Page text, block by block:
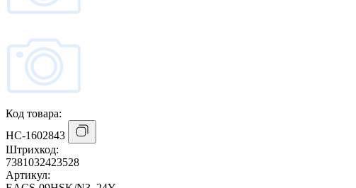
Код товара:
НС-1602843
Штрихкод:
7381032423528
Артикул: